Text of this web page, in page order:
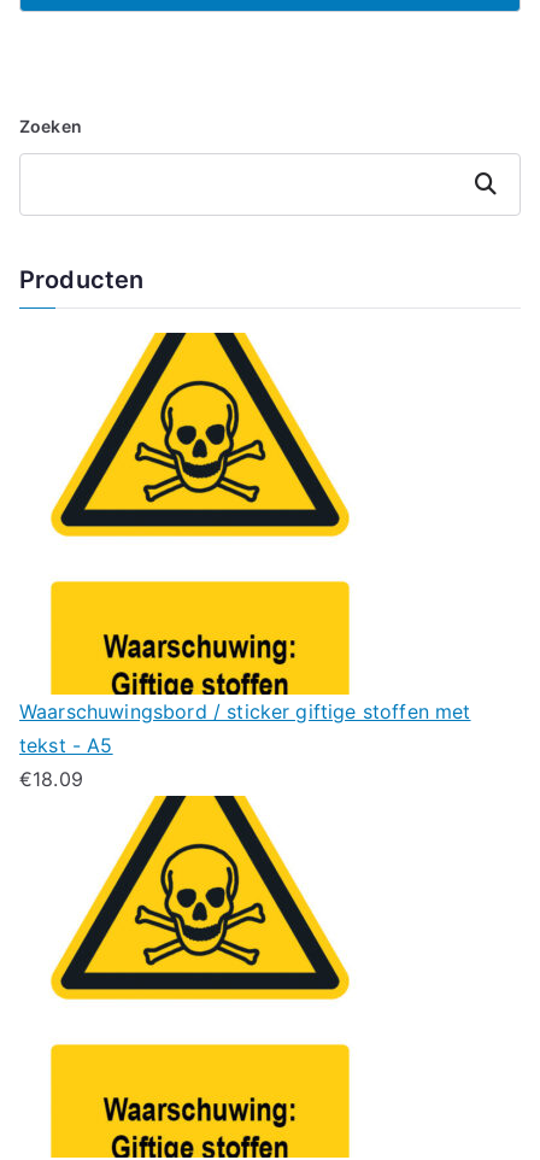
Zoeken
Zoeken
Producten
Waarschuwingsbord / sticker giftige stoffen met
tekst - A5
€18.09